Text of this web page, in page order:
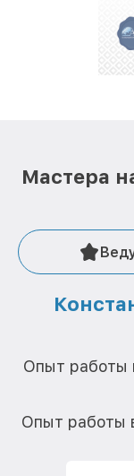
Мастера
Опыт работы
Опыт работы